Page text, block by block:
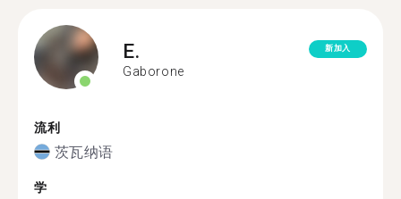
E.
Gaborone
新加入
流利
茨瓦纳语
学